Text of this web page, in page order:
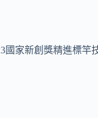
家新創獎精進標竿